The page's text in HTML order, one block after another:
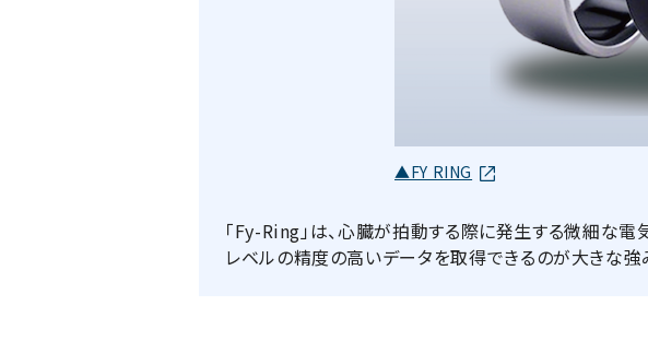
▲FY RING
「Fy-Ring」は、心臓が拍動する際に発生する微細な
レベルの精度の高いデータを取得できるのが大きな強